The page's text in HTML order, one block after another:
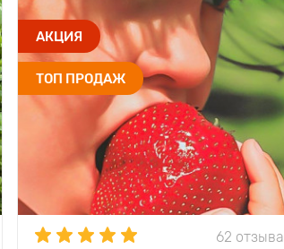
АКЦИЯ
ТОП ПРОДАЖ
62 отзыва